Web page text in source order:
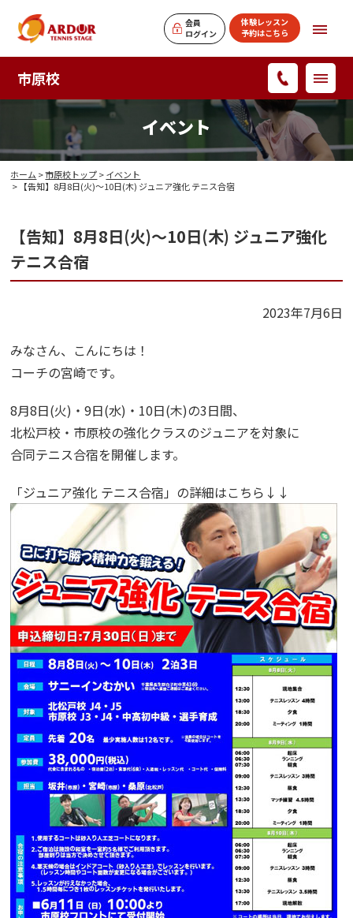
会員
ログイン
体験レッスン
予約はこちら
市原校
イベント
ホーム >市原校トップ>イベント
> 【告知】8月8日(火)～10日(木) ジュニア強化 テニス合宿
【告知】8月8日(火)～10日(木) ジュニア強化
テニス合宿
2023年7月6日
みなさん、こんにちは！
コーチの宮崎です。
8月8日(火)・9日(水)・10日(木)の3日間、
北松戸校・市原校の強化クラスのジュニアを対象に
合同テニス合宿を開催します。
「ジュニア強化 テニス合宿」の詳細はこちら↓↓